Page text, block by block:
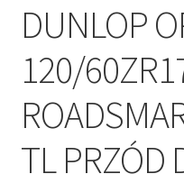
DUNLOP
120/
TL PRZÓD